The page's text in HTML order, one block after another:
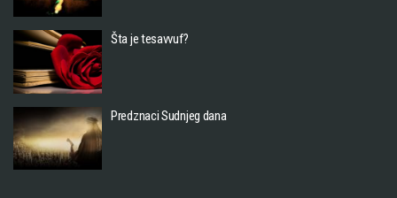
Šta je tesavvuf?
Predznaci Sudnjeg dana